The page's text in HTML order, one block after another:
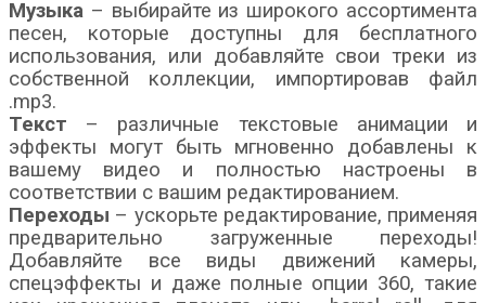
Музыка – выбирайте из широкого ассортимента
песен, которые доступны для бесплатного
использования, или добавляйте свои треки из
собственной коллекции, импортировав файл
.mp3.
Текст – различные текстовые анимации и
эффекты могут быть мгновенно добавлены к
вашему видео и полностью настроены в
соответствии с вашим редактированием.
Переходы – ускорьте редактирование, применяя
предварительно загруженные переходы!
Добавляйте все виды движений камеры,
спецэффекты и даже полные опции 360, такие